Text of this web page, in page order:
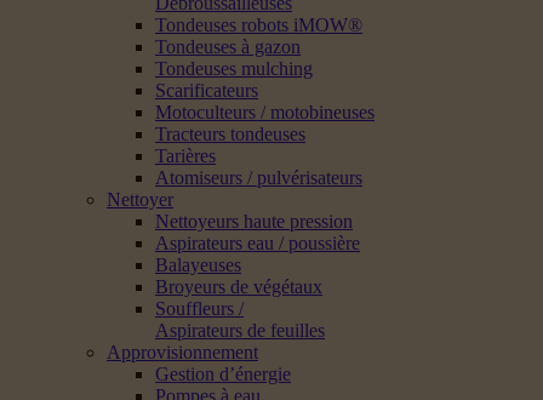
Tondeuses robots iMOW®
Tondeuses à gazon
Tondeuses mulching
Scarificateurs
Motoculteurs / motobineuses
Tracteurs tondeuses
Tarières
Atomiseurs / pulvérisateurs
Nettoyer
Nettoyeurs haute pression
Aspirateurs eau / poussière
Balayeuses
Broyeurs de végétaux
Souffleurs /
Aspirateurs de feuilles
Approvisionnement
Gestion d’énergie
Pompes à eau